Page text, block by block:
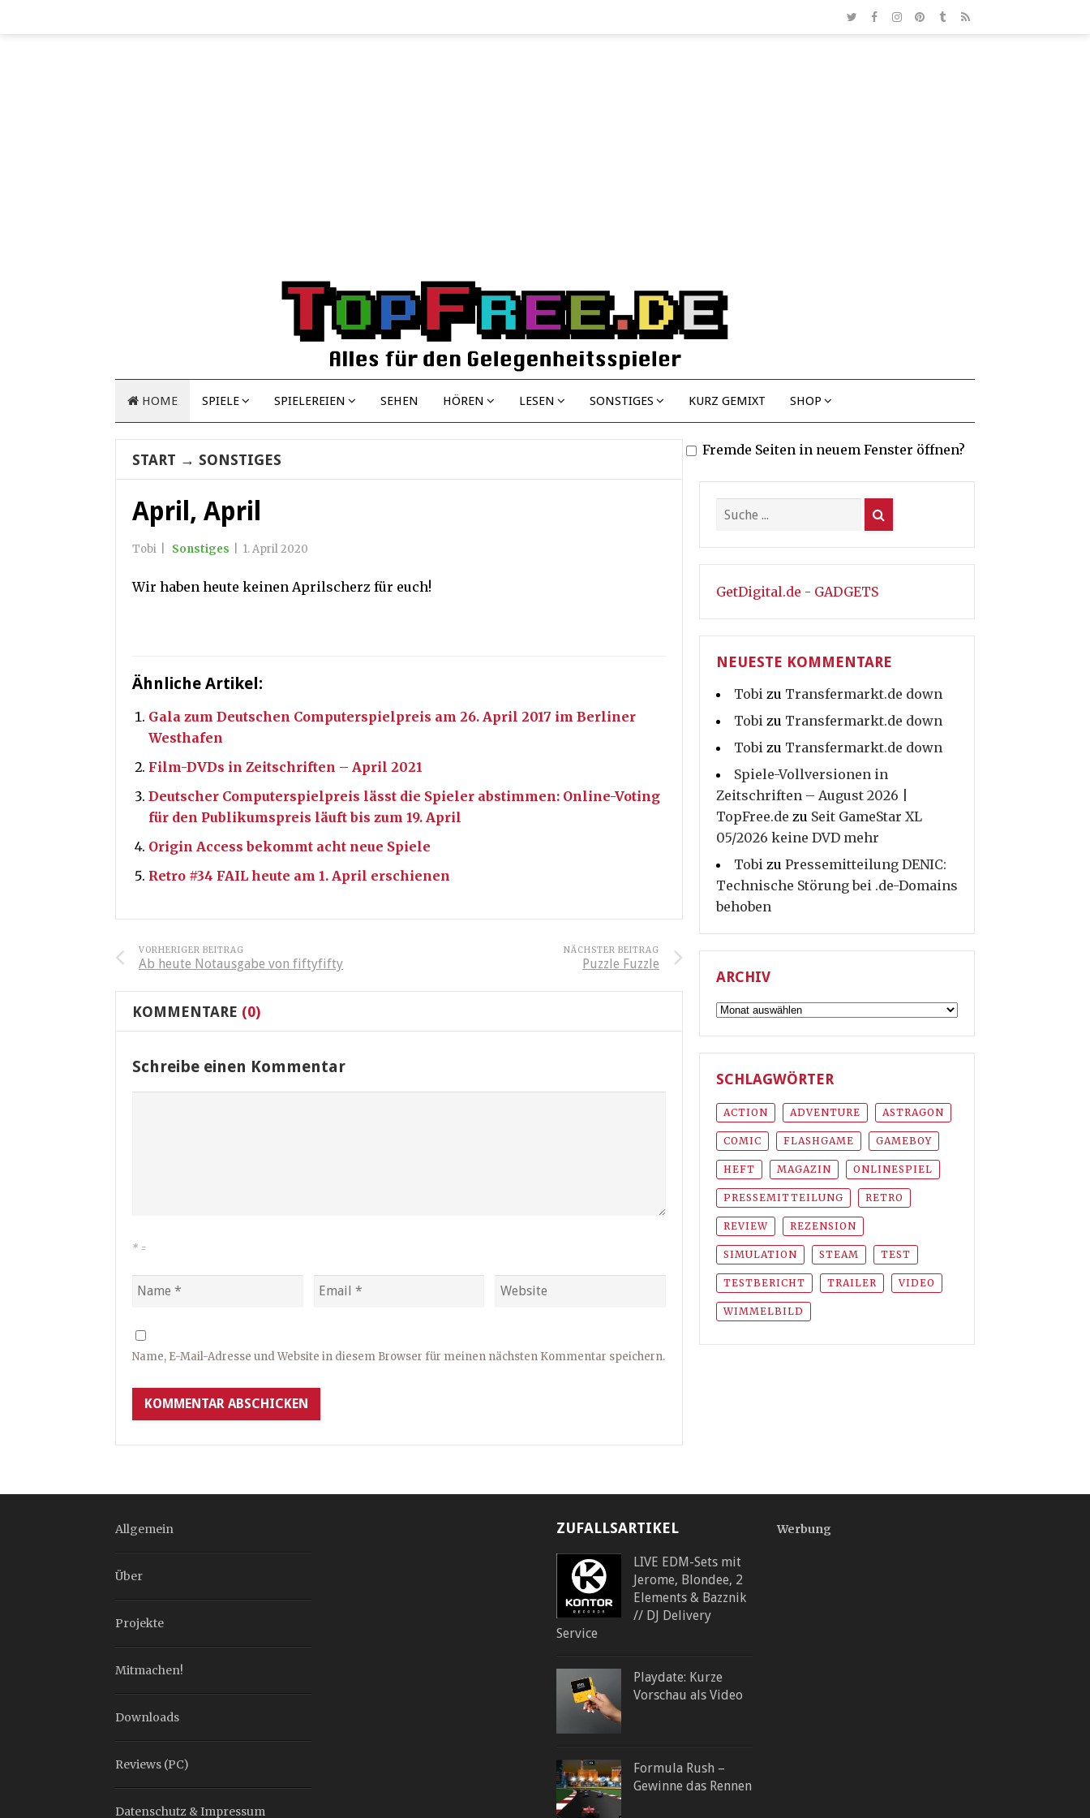
HOME SPIELE SPIELEREIEN SEHEN HÖREN LESEN SONSTIGES KURZ GEMIXT SHOP
START → SONSTIGES
April, April
Tobi Sonstiges 1. April 2020
Wir haben heute keinen Aprilscherz für euch!
Ähnliche Artikel:
Gala zum Deutschen Computerspielpreis am 26. April 2017 im Berliner
Westhafen
Film-DVDs in Zeitschriften – April 2021
Deutscher Computerspielpreis lässt die Spieler abstimmen: Online-Voting
für den Publikumspreis läuft bis zum 19. April
Origin Access bekommt acht neue Spiele
Retro #34 FAIL heute am 1. April erschienen
VORHERIGER BEITRAG
Ab heute Notausgabe von fiftyfifty
NÄCHSTER BEITRAG
Puzzle Fuzzle
KOMMENTARE (0)
Schreibe einen Kommentar
* =
Name, E-Mail-Adresse und Website in diesem Browser für meinen nächsten Kommentar speichern.
Fremde Seiten in neuem Fenster öffnen?
GetDigital.de - GADGETS
NEUESTE KOMMENTARE
Tobi zu Transfermarkt.de down
Tobi zu Transfermarkt.de down
Tobi zu Transfermarkt.de down
Spiele-Vollversionen in
Zeitschriften – August 2026 |
TopFree.de zu Seit GameStar XL
05/2026 keine DVD mehr
Tobi zu Pressemitteilung DENIC:
Technische Störung bei .de-Domains
behoben
ARCHIV
Archiv
SCHLAGWÖRTER
ACTION ADVENTURE ASTRAGON
COMIC FLASHGAME GAMEBOY
HEFT MAGAZIN ONLINESPIEL
PRESSEMITTEILUNG RETRO
REVIEW REZENSION
SIMULATION STEAM TEST
TESTBERICHT TRAILER VIDEO
WIMMELBILD
Allgemein
Über
Projekte
Mitmachen!
Downloads
Reviews (PC)
Datenschutz & Impressum
ZUFALLSARTIKEL
LIVE EDM-Sets mit
Jerome, Blondee, 2
Elements & Bazznik
// DJ Delivery
Service
Playdate: Kurze
Vorschau als Video
Formula Rush –
Gewinne das Rennen
Werbung